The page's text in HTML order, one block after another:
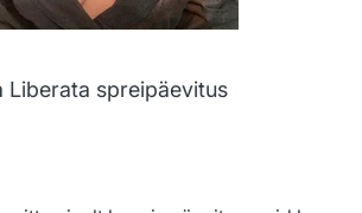
Liberata spreipäevitus